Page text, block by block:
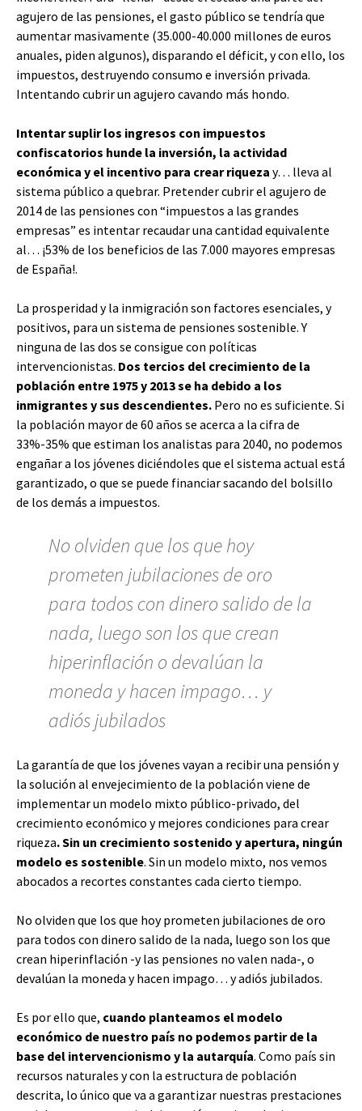
agujero de las pensiones, el gasto público se tendría que
aumentar masivamente (35.000-40.000 millones de euros
anuales, piden algunos), disparando el déficit, y con ello, los
impuestos, destruyendo consumo e inversión privada.
Intentando cubrir un agujero cavando más hondo.
Intentar suplir los ingresos con impuestos
confiscatorios hunde la inversión, la actividad
económica y el incentivo para crear riqueza y… lleva al
sistema público a quebrar. Pretender cubrir el agujero de
2014 de las pensiones con “impuestos a las grandes
empresas” es intentar recaudar una cantidad equivalente
al… ¡53% de los beneficios de las 7.000 mayores empresas
de España!.
La prosperidad y la inmigración son factores esenciales, y
positivos, para un sistema de pensiones sostenible. Y
ninguna de las dos se consigue con políticas
intervencionistas. Dos tercios del crecimiento de la
población entre 1975 y 2013 se ha debido a los
inmigrantes y sus descendientes. Pero no es suficiente. Si
la población mayor de 60 años se acerca a la cifra de
33%-35% que estiman los analistas para 2040, no podemos
engañar a los jóvenes diciéndoles que el sistema actual está
garantizado, o que se puede financiar sacando del bolsillo
de los demás a impuestos.
No olviden que los que hoy
prometen jubilaciones de oro
para todos con dinero salido de la
nada, luego son los que crean
hiperinflación o devalúan la
moneda y hacen impago… y
adiós jubilados
La garantía de que los jóvenes vayan a recibir una pensión y
la solución al envejecimiento de la población viene de
implementar un modelo mixto público-privado, del
crecimiento económico y mejores condiciones para crear
riqueza. Sin un crecimiento sostenido y apertura, ningún
modelo es sostenible. Sin un modelo mixto, nos vemos
abocados a recortes constantes cada cierto tiempo.
No olviden que los que hoy prometen jubilaciones de oro
para todos con dinero salido de la nada, luego son los que
crean hiperinflación -y las pensiones no valen nada-, o
devalúan la moneda y hacen impago… y adiós jubilados.
Es por ello que, cuando planteamos el modelo
económico de nuestro país no podemos partir de la
base del intervencionismo y la autarquía. Como país sin
recursos naturales y con la estructura de población
descrita, lo único que va a garantizar nuestras prestaciones